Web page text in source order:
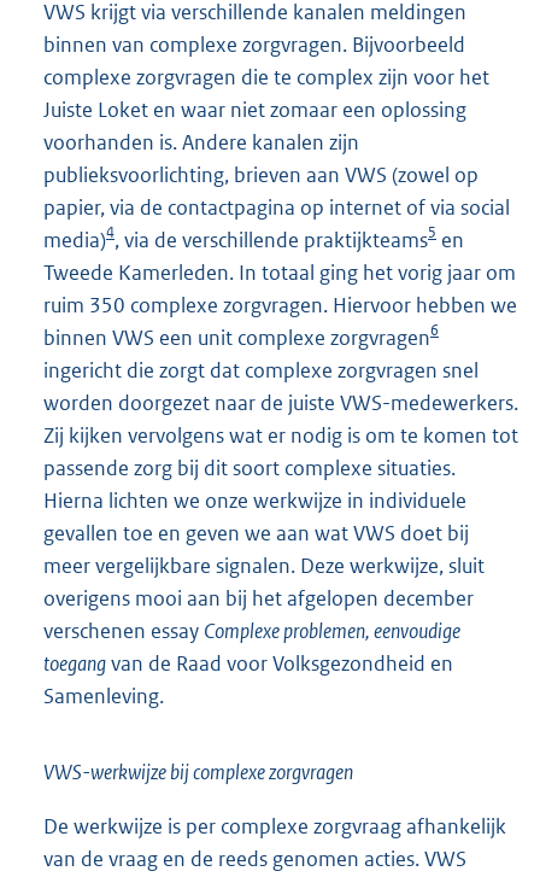
VWS krijgt via verschillende kanalen meldingen
binnen van complexe zorgvragen. Bijvoorbeeld
complexe zorgvragen die te complex zijn voor het
Juiste Loket en waar niet zomaar een oplossing
voorhanden is. Andere kanalen zijn
publieksvoorlichting, brieven aan VWS (zowel op
papier, via de contactpagina op internet of via social
media)4, via de verschillende praktijkteams5 en
Tweede Kamerleden. In totaal ging het vorig jaar om
ruim 350 complexe zorgvragen. Hiervoor hebben we
binnen VWS een unit complexe zorgvragen6
ingericht die zorgt dat complexe zorgvragen snel
worden doorgezet naar de juiste VWS-medewerkers.
Zij kijken vervolgens wat er nodig is om te komen tot
passende zorg bij dit soort complexe situaties.
Hierna lichten we onze werkwijze in individuele
gevallen toe en geven we aan wat VWS doet bij
meer vergelijkbare signalen. Deze werkwijze, sluit
overigens mooi aan bij het afgelopen december
verschenen essay Complexe problemen, eenvoudige
toegangvan de Raad voor Volksgezondheid en
Samenleving.
VWS-werkwijze bij complexe zorgvragen
De werkwijze is per complexe zorgvraag afhankelijk
van de vraag en de reeds genomen acties. VWS